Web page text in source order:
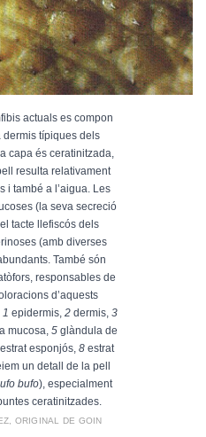
actuals es compon
dermis típiques dels
capa és ceratinitzada,
resulta relativament
i també a l’aigua. Les
(la seva secreció
tacte llefiscós dels
(amb diverses
També són
responsables de
d’aquests
1 epidermis,2 dermis,3
mucosa, 5glàndula de
estrat esponjós,8 estrat
un detall de la pell
bufo), especialment
ceratinitzades.
ORIGINAL DE GOIN